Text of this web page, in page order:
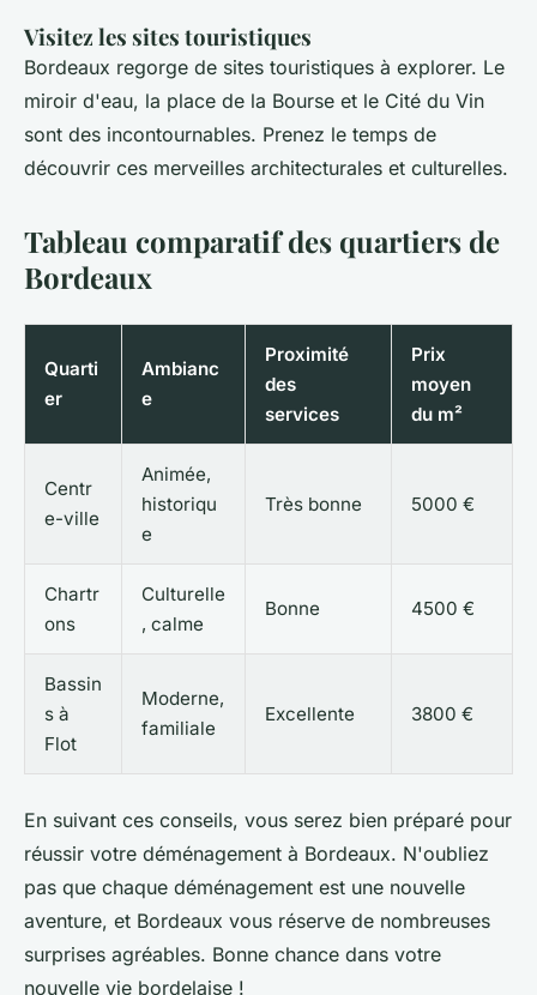
Visitez les sites touristiques
Bordeaux regorge de sites touristiques à explorer. Le
miroir d'eau, la place de la Bourse et le Cité du Vin
sont des incontournables. Prenez le temps de
découvrir ces merveilles architecturales et culturelles.
Tableau comparatif des quartiers de
Bordeaux
Quarti
er
Ambianc
e
Proximité
des
services
Prix
moyen
du m²
Centr
e-ville
Animée,
historiqu
e
Très bonne 5000 €
Chartr
ons
Culturelle
, calme
Bonne 4500 €
Bassin
s à
Flot
Moderne,
familiale
Excellente 3800 €
En suivant ces conseils, vous serez bien préparé pour
réussir votre déménagement à Bordeaux. N'oubliez
pas que chaque déménagement est une nouvelle
aventure, et Bordeaux vous réserve de nombreuses
surprises agréables. Bonne chance dans votre
nouvelle vie bordelaise !